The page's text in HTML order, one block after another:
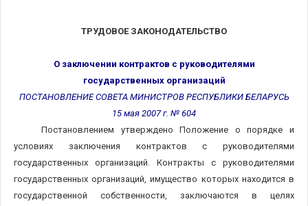
ТРУДОВОЕ ЗАКОНОДАТЕЛЬСТВО
О заключении контрактов с руководителями
государственных организаций
ПОСТАНОВЛЕНИЕ СОВЕТА МИНИСТРОВ РЕСПУБЛИКИ БЕЛАРУСЬ
15 мая 2007 г. № 604
Постановлением утверждено Положение о порядке и
условиях заключения контрактов с руководителями
государственных организаций. Контракты с руководителями
государственных организаций, имущество которых находится в
государственной собственности, заключаются в целях